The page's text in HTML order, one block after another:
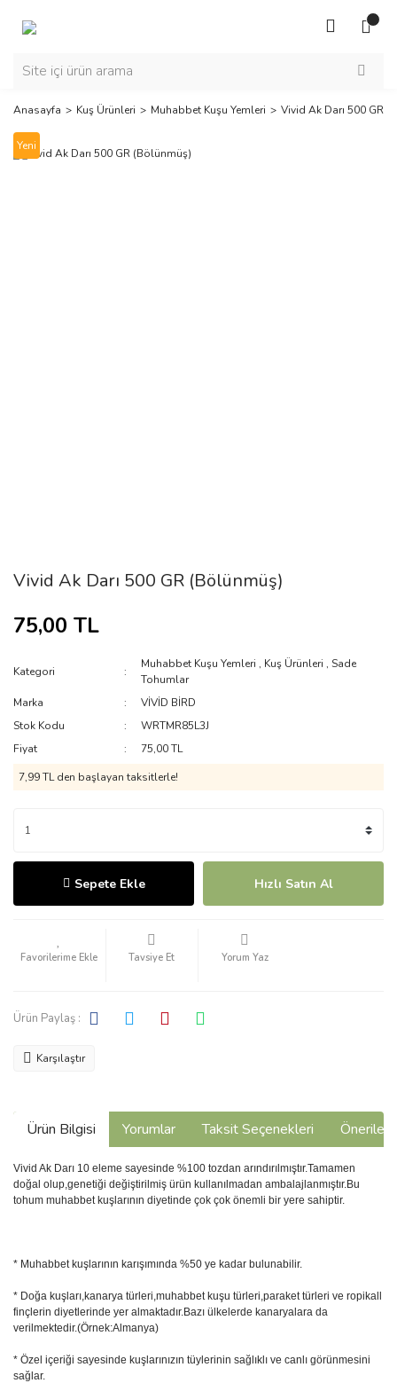
Anasayfa Kuş Ürünleri Muhabbet Kuşu Yemleri Vivid Ak Darı 500 GR
Yeni
Vivid Ak Darı 500 GR (Bölünmüş)
75,00 TL
Kategori
Muhabbet Kuşu Yemleri , Kuş Ürünleri ,Sade
Tohumlar
Marka
VİVİD BİRD
Stok Kodu
WRTMR85L3J
Fiyat
75,00 TL
7,99 TL den başlayan taksitlerle!
Sepete Ekle Hızlı Satın Al
Tavsiye Et Yorum Yaz
Ürün Paylaş :
Karşılaştır
Ürün Bilgisi Yorumlar Taksit Seçenekleri
Vivid Ak Darı 10 eleme sayesinde %100 tozdan arındırılmıştır.Tamamen
doğal olup,genetiği değiştirilmiş ürün kullanılmadan ambalajlanmıştır.Bu
tohum muhabbet kuşlarının diyetinde çok çok önemli bir yere sahiptir.
* Muhabbet kuşlarının karışımında %50 ye kadar bulunabilir.
* Doğa kuşları,kanarya türleri,muhabbet kuşu türleri,paraket türleri ve ropikall
finçlerin diyetlerinde yer almaktadır.Bazı ülkelerde kanaryalara da
verilmektedir.(Örnek:Almanya)
* Özel içeriği sayesinde kuşlarınızın tüylerinin sağlıklı ve canlı görünmesini
sağlar.